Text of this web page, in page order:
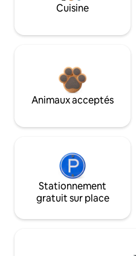
Cuisine
Animaux acceptés
Stationnement
gratuit sur place